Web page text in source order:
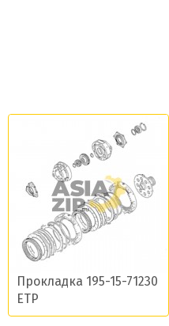
Прокладка 195-15-71230
ETP